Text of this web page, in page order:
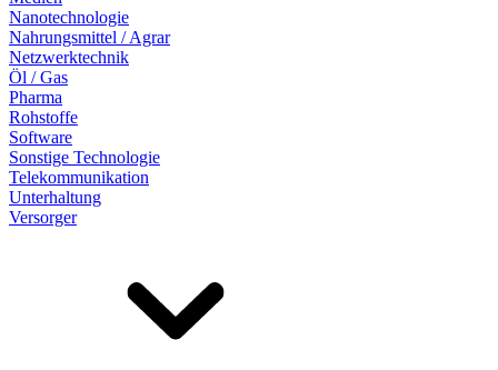
Nanotechnologie
Nahrungsmittel / Agrar
Netzwerktechnik
Öl / Gas
Pharma
Rohstoffe
Software
Sonstige Technologie
Telekommunikation
Unterhaltung
Versorger